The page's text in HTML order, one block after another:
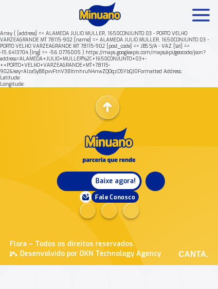
Array ( [address] => ALAMEDA JULIO MULLER, 1650CONJUNTO 03 - PORTO VELHO
VARZEAGRANDE MT 78115-902 [name] => ALAMEDA JULIO MULLER, 1650CONJUNTO 03 -
PORTO VELHO VARZEAGRANDE MT 78115-902 [post_code] => JBS S/A - VAZ [lat] =>
-15.6413704 [lng] => -56.0776005 ) https://maps.googleapis.com/maps/api/geocode/json?
address=ALAMEDA+JULIO+MULLER%2C+1650CONJUNTO+03+-
++PORTO+VELHO+VARZEAGRANDE+MT+78115-
902&key=AIzaSyB8pvvFtnV38ItmhruN4nwZQOqzDSYbQJ0Formatted Address:
Latitude:
Longitude:
Baixe agora!
Fale Conosco
Flora – Todos os direitos reservados.
Desenvolvido por OKN Technology Agency
CANTA.
Mais buscados: Produtos Minuano Rende +
Nossa história